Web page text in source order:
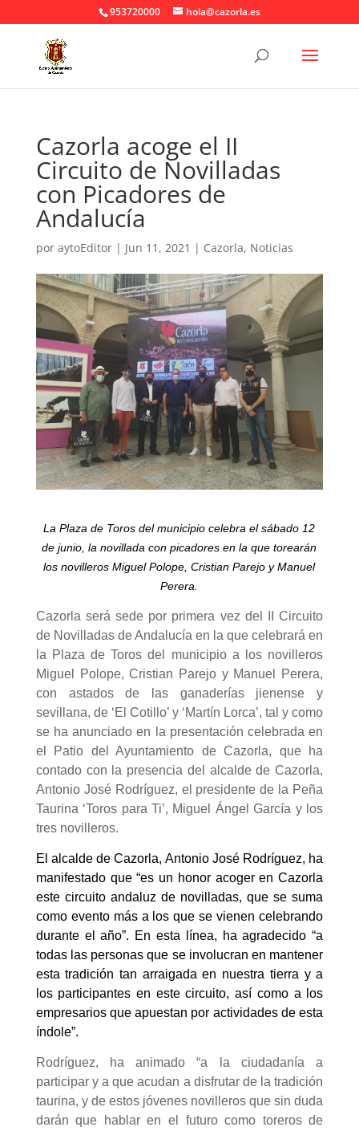
953720000 hola@cazorla.es
Cazorla acoge el II
Circuito de Novilladas
con Picadores de
Andalucía
por aytoEditor| Jun 11, 2021 | Cazorla, Noticias
La Plaza de Toros del municipio celebra el sábado 12
de junio, la novillada con picadores en la que torearán
los novilleros Miguel Polope, Cristian Parejo y Manuel
Perera.
Cazorla será sede por primera vez del II Circuito
de Novilladas de Andalucía en la que celebrará en
la Plaza de Toros del municipio a los novilleros
Miguel Polope, Cristian Parejo y Manuel Perera,
con astados de las ganaderías jienense y
sevillana, de ‘El Cotillo’ y ‘Martín Lorca’, tal y como
se ha anunciado en la presentación celebrada en
el Patio del Ayuntamiento de Cazorla, que ha
contado con la presencia del alcalde de Cazorla,
Antonio José Rodríguez, el presidente de la Peña
Taurina ‘Toros para Ti’, Miguel Ángel García y los
tres novilleros.
El alcalde de Cazorla, Antonio José Rodríguez, ha
manifestado que “es un honor acoger en Cazorla
este circuito andaluz de novilladas, que se suma
como evento más a los que se vienen celebrando
durante el año”. En esta línea, ha agradecido “a
todas las personas que se involucran en mantener
esta tradición tan arraigada en nuestra tierra y a
los participantes en este circuito, así como a los
empresarios que apuestan por actividades de esta
índole”.
Rodríguez, ha animado “a la ciudadanía a
participar y a que acudan a disfrutar de la tradición
taurina, y de estos jóvenes novilleros que sin duda
darán que hablar en el futuro como toreros de